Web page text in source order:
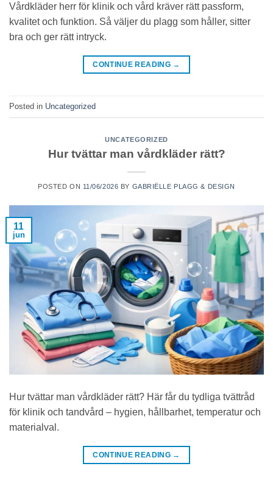
Vårdkläder herr för klinik och vård kräver rätt passform,
kvalitet och funktion. Så väljer du plagg som håller, sitter
bra och ger rätt intryck.
CONTINUE READING →
Posted in Uncategorized
UNCATEGORIZED
Hur tvättar man vårdkläder rätt?
POSTED ON 11/06/2026 BY GABRIËLLE PLAGG & DESIGN
11
jun
Hur tvättar man vårdkläder rätt? Här får du tydliga tvättråd
för klinik och tandvård – hygien, hållbarhet, temperatur och
materialval.
CONTINUE READING →